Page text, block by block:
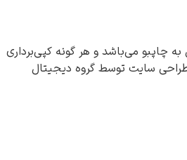
چاپبو می‌باشد و هر گونه کپی‌برداری
سایت توسط گروه دیجیتال